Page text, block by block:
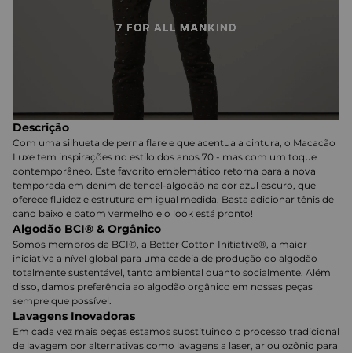
Descrição
Com uma silhueta de perna flare e que acentua a cintura, o Macacão
Luxe tem inspirações no estilo dos anos 70 - mas com um toque
contemporâneo. Este favorito emblemático retorna para a nova
temporada em denim de tencel-algodão na cor azul escuro, que
oferece fluidez e estrutura em igual medida. Basta adicionar tênis de
cano baixo e batom vermelho e o look está pronto!
Algodão BCI® & Orgânico
Somos membros da BCI®, a Better Cotton Initiative®, a maior
iniciativa a nível global para uma cadeia de produção do algodão
totalmente sustentável, tanto ambiental quanto socialmente. Além
disso, damos preferência ao algodão orgânico em nossas peças
sempre que possível.
Lavagens Inovadoras
Em cada vez mais peças estamos substituindo o processo tradicional
de lavagem por alternativas como lavagens a laser, ar ou ozônio para